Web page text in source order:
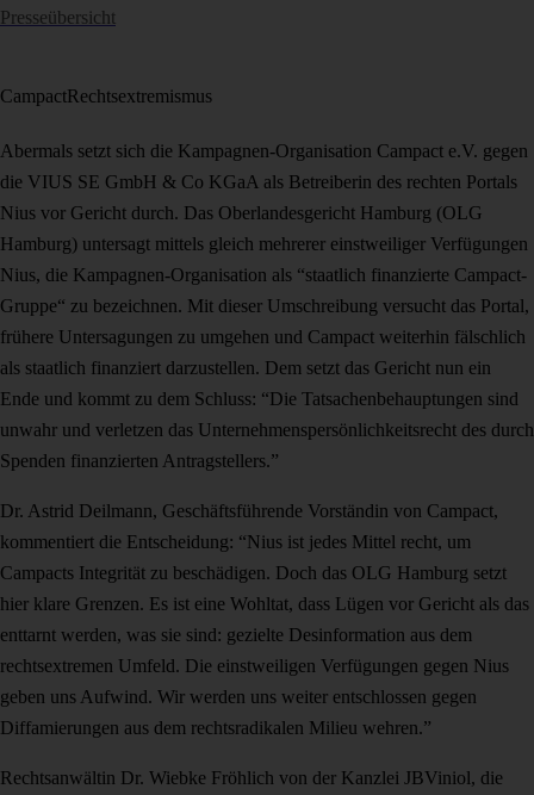
Presseübersicht
CampactRechtsextremismus
Abermals setzt sich die Kampagnen-Organisation Campact e.V. gegen
die VIUS SE GmbH & Co KGaA als Betreiberin des rechten Portals
Nius vor Gericht durch. Das Oberlandesgericht Hamburg (OLG
Hamburg) untersagt mittels gleich mehrerer einstweiliger Verfügungen
Nius, die Kampagnen-Organisation als “staatlich finanzierte Campact-
Gruppe“ zu bezeichnen. Mit dieser Umschreibung versucht das Portal,
frühere Untersagungen zu umgehen und Campact weiterhin fälschlich
als staatlich finanziert darzustellen. Dem setzt das Gericht nun ein
Ende und kommt zu dem Schluss: “Die Tatsachenbehauptungen sind
unwahr und verletzen das Unternehmenspersönlichkeitsrecht des durch
Spenden finanzierten Antragstellers.”
Dr. Astrid Deilmann, Geschäftsführende Vorständin von Campact,
kommentiert die Entscheidung: “Nius ist jedes Mittel recht, um
Campacts Integrität zu beschädigen. Doch das OLG Hamburg setzt
hier klare Grenzen. Es ist eine Wohltat, dass Lügen vor Gericht als das
enttarnt werden, was sie sind: gezielte Desinformation aus dem
rechtsextremen Umfeld. Die einstweiligen Verfügungen gegen Nius
geben uns Aufwind. Wir werden uns weiter entschlossen gegen
Diffamierungen aus dem rechtsradikalen Milieu wehren.”
Rechtsanwältin Dr. Wiebke Fröhlich von der Kanzlei JBViniol, die